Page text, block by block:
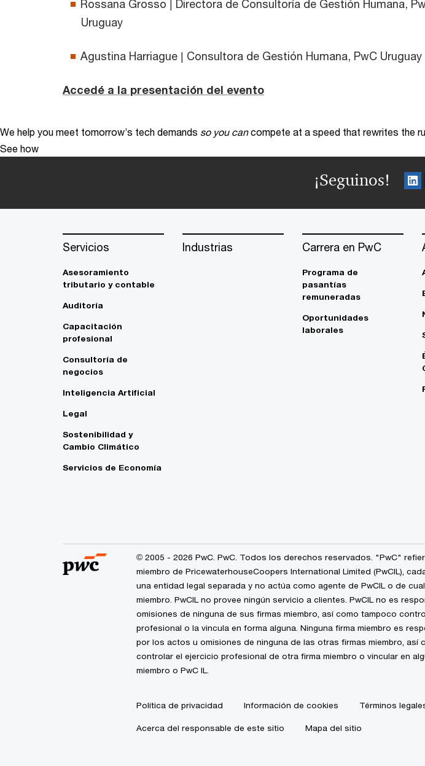
Rossana Grosso | Directora de Consultoría de Gestión Humana,
Uruguay
Agustina Harriague | Consultora de Gestión Humana, PwC Uruguay
Accedé a la presentación del evento
We help you meet tomorrow’s tech demands so you can compete at a speed that rewrites the
See how
¡Seguinos!
Servicios
Asesoramiento
tributario y contable
Auditoría
Capacitación
profesional
Consultoría de
negocios
Inteligencia Artificial
Legal
Sostenibilidad y
Cambio Climático
Servicios de Economía
Industrias Carrera en PwC
Programa de
pasantías
remuneradas
Oportunidades
laborales
© 2005 - 2026 PwC. PwC. Todos los derechos reservados. "PwC"
miembro de PricewaterhouseCoopers International Limited (PwCIL),
una entidad legal separada y no actúa como agente de PwCIL o de
miembro. PwCIL no provee ningún servicio a clientes. PwCIL no es
omisiones de ninguna de sus firmas miembro, así como tampoco
profesional o la vincula en forma alguna. Ninguna firma miembro es
por los actos u omisiones de ninguna de las otras firmas miembro, así
controlar el ejercicio profesional de otra firma miembro o vincular en
miembro o PwC IL.
Política de privacidad Información de cookies Términos
Acerca del responsable de este sitio Mapa del sitio